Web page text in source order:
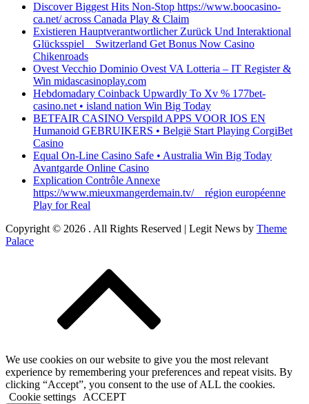
Discover Biggest Hits Non-Stop https://www.boocasino-
ca.net/ across Canada Play & Claim
Existieren Hauptverantwortlicher Zurück Und Interaktional
Glücksspiel _ Switzerland Get Bonus Now Casino
Chikenroads
Ovest Vecchio Dominio Ovest VA Lotteria – IT Register &
Win midascasinoplay.com
Hebdomadary Coinback Upwardly To Xv % 177bet-
casino.net • island nation Win Big Today
BETFAIR CASINO Verspild APPS VOOR IOS EN
Humanoid GEBRUIKERS • België Start Playing CorgiBet
Casino
Equal On-Line Casino Safe • Australia Win Big Today
Avantgarde Online Casino
Explication Contrôle Annexe
https://www.mieuxmangerdemain.tv/ _ région européenne
Play for Real
Copyright © 2026 . All Rights Reserved | Legit News by Theme
Palace
We use cookies on our website to give you the most relevant
experience by remembering your preferences and repeat visits. By
clicking “Accept”, you consent to the use of ALL the cookies.
Cookie settings ACCEPT